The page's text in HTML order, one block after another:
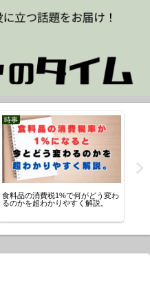
時事
食料品の消費税1%で何がどう変わ
るのかを超わかりやすく解説。